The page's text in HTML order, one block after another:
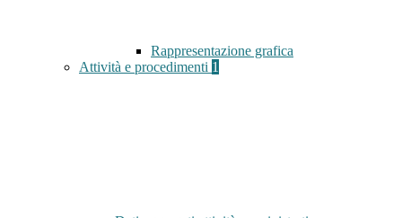
Rappresentazione grafica
Attività e procedimenti 1